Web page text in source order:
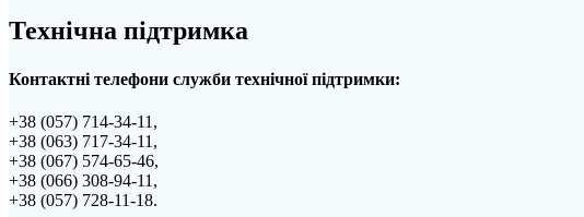
Технічна підтримка
Контактні телефони служби технічної підтримки:
+38 (057) 714-34-11,
+38 (063) 717-34-11,
+38 (067) 574-65-46,
+38 (066) 308-94-11,
+38 (057) 728-11-18.